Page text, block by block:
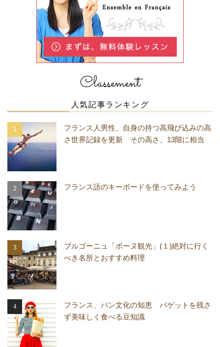
Classement
人気記事ランキング
フランス人男性、自身の持つ高飛び込みの高
さ世界記録を更新 その高さ、13階に相当
フランス語のキーボードを使ってみよう
ブルゴーニュ「ボーヌ観光」(１)絶対に行く
べき名所とおすすめ料理
フランス、パン文化の知恵 バゲットを残さ
ず美味しく食べる豆知識